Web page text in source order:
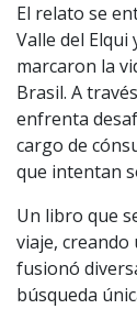
El relato se
Valle del Elqui
marcaron la
Brasil. A
enfrenta
cargo de
que intentan
Un libro que
viaje,
fusionó
búsqueda